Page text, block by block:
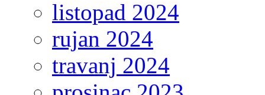
listopad 2024
rujan 2024
travanj 2024